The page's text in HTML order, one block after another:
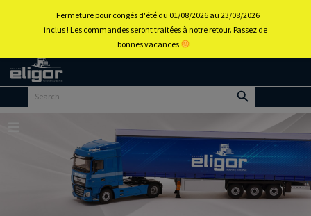
Retour
Fermeture pour congés d'été du 01/08/2026 au 23/08/2026
inclus ! Les commandes seront traitées à notre retour. Passez de
bonnes vacances